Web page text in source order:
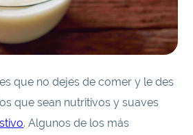
que no dejes de comer y le des
que sean nutritivos y suaves
. Algunos de los más